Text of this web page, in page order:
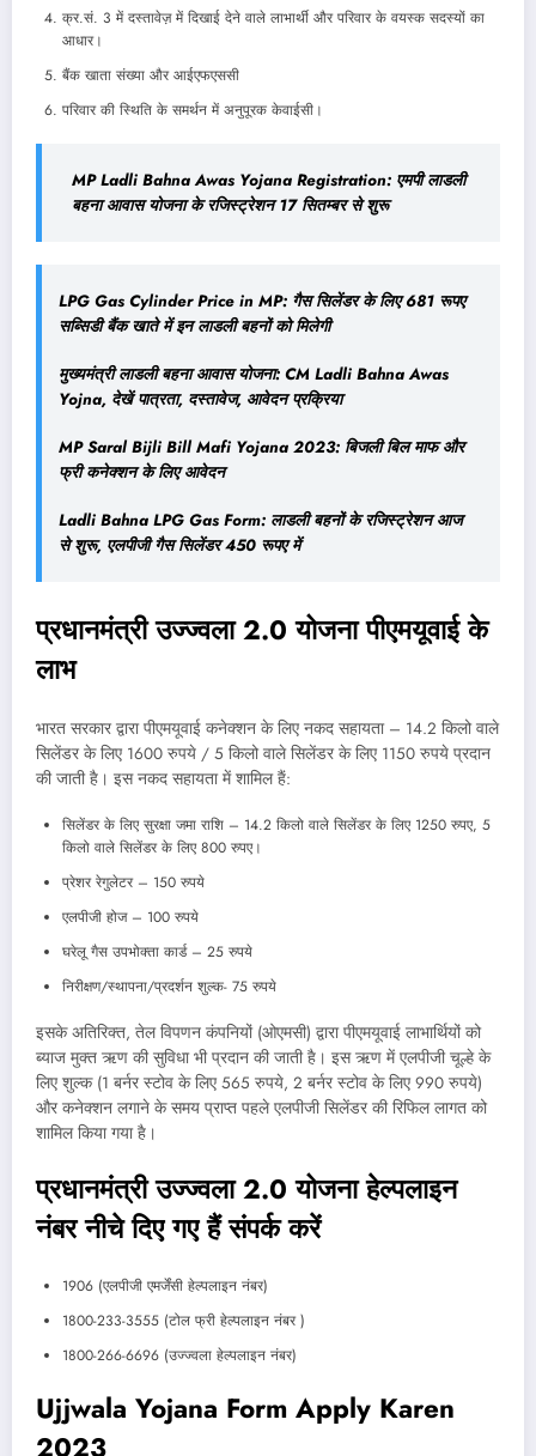
क्र.सं. 3 में दस्तावेज़ में दिखाई देने वाले लाभार्थी और परिवार के वयस्क सदस्यों का
आधार।
बैंक खाता संख्या और आईएफएससी
परिवार की स्थिति के समर्थन में अनुपूरक केवाईसी।
MP Ladli Bahna Awas Yojana Registration: एमपी लाडली
बहना आवास योजना के रजिस्ट्रेशन 17 सितम्बर से शुरू
LPG Gas Cylinder Price in MP: गैस सिलेंडर के लिए 681 रूपए
सब्सिडी बैंक खाते में इन लाडली बहनों को मिलेगी
मुख्यमंत्री लाडली बहना आवास योजना: CM Ladli Bahna Awas
Yojna, देखें पात्रता, दस्तावेज, आवेदन प्रक्रिया
MP Saral Bijli Bill Mafi Yojana 2023: बिजली बिल माफ और
फ्री कनेक्शन के लिए आवेदन
Ladli Bahna LPG Gas Form: लाडली बहनों के रजिस्ट्रेशन आज
से शुरू, एलपीजी गैस सिलेंडर 450 रूपए में
प्रधानमंत्री उज्ज्वला 2.0 योजना पीएमयूवाई के
लाभ
भारत सरकार द्वारा पीएमयूवाई कनेक्शन के लिए नकद सहायता – 14.2 किलो वाले
सिलेंडर के लिए 1600 रुपये / 5 किलो वाले सिलेंडर के लिए 1150 रुपये प्रदान
की जाती है। इस नकद सहायता में शामिल हैं:
सिलेंडर के लिए सुरक्षा जमा राशि – 14.2 किलो वाले सिलेंडर के लिए 1250 रुपए, 5
किलो वाले सिलेंडर के लिए 800 रुपए।
प्रेशर रेगुलेटर – 150 रुपये
एलपीजी होज – 100 रुपये
घरेलू गैस उपभोक्ता कार्ड – 25 रुपये
निरीक्षण/स्थापना/प्रदर्शन शुल्क- 75 रुपये
इसके अतिरिक्त, तेल विपणन कंपनियों (ओएमसी) द्वारा पीएमयूवाई लाभार्थियों को
ब्याज मुक्त ऋण की सुविधा भी प्रदान की जाती है। इस ऋण में एलपीजी चूल्हे के
लिए शुल्क (1 बर्नर स्टोव के लिए 565 रुपये, 2 बर्नर स्टोव के लिए 990 रुपये)
और कनेक्शन लगाने के समय प्राप्त पहले एलपीजी सिलेंडर की रिफिल लागत को
शामिल किया गया है।
प्रधानमंत्री उज्ज्वला 2.0 योजना हेल्पलाइन
नंबर नीचे दिए गए हैं संपर्क करें
1906 (एलपीजी एमर्जेंसी हेल्पलाइन नंबर)
1800-233-3555 (टोल फ्री हेल्पलाइन नंबर )
1800-266-6696 (उज्ज्वला हेल्पलाइन नंबर)
Ujjwala Yojana Form Apply Karen
2023